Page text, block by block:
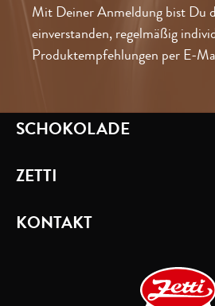
Mit Deiner Anmeldung bist Du
einverstanden, regelmäßig
Produktempfehlungen per E-
SCHOKOLADE
ZETTI
KONTAKT